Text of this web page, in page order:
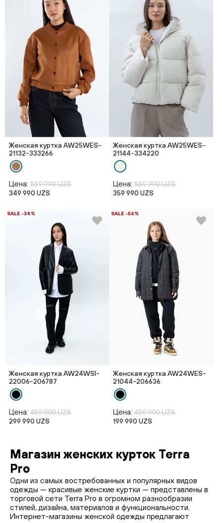
Женская куртка AW25WES-
21132-333266
Цена: 559 990 UZS
349 990 UZS
Женская куртка AW25WES-
21144-334220
Цена: 559 990 UZS
359 990 UZS
SALE -34%
Женская куртка AW24WSI-
22006-206787
Цена: 459 990 UZS
299 990 UZS
SALE -56%
Женская куртка AW24WES-
21044-206636
Цена: 459 990 UZS
199 990 UZS
Магазин женских курток Terra
Pro
Одни из самых востребованных и популярных видов
одежды — красивые женские куртки — представлены в
торговой сети Terra Pro в огромном разнообразии
стилей, дизайна, материалов и функциональности.
Интернет-магазины женской одежды предлагают